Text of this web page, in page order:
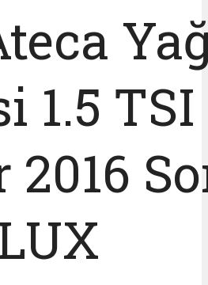
1.5 TSI